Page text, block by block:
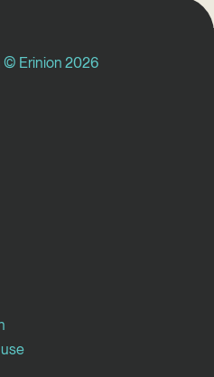
© Erinion 2026